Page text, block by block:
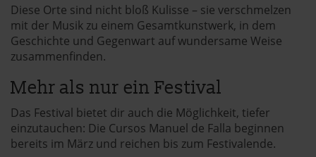
Diese Orte sind nicht bloß Kulisse – sie verschmelzen
mit der Musik zu einem Gesamtkunstwerk, in dem
Geschichte und Gegenwart auf wundersame Weise
zusammenfinden.
Mehr als nur ein Festival
Das Festival bietet dir auch die Möglichkeit, tiefer
einzutauchen: Die Cursos Manuel de Falla beginnen
bereits im März und reichen bis zum Festivalende.